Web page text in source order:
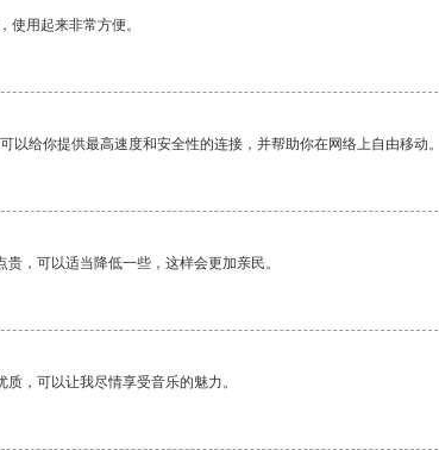
使用起来非常方便。
以给你提供最高速度和安全性的连接，并帮助你在网络上自由移动。
，可以适当降低一些，这样会更加亲民。
，可以让我尽情享受音乐的魅力。